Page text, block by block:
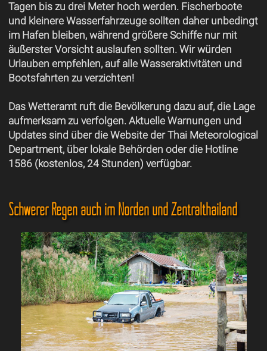
Tagen bis zu drei Meter hoch werden. Fischerboote
und kleinere Wasserfahrzeuge sollten daher unbedingt
im Hafen bleiben, während größere Schiffe nur mit
äußerster Vorsicht auslaufen sollten. Wir würden
Urlauben empfehlen, auf alle Wasseraktivitäten und
Bootsfahrten zu verzichten!
Das Wetteramt ruft die Bevölkerung dazu auf, die Lage
aufmerksam zu verfolgen. Aktuelle Warnungen und
Updates sind über die Website der Thai Meteorological
Department, über lokale Behörden oder die Hotline
1586 (kostenlos, 24 Stunden) verfügbar.
Schwerer Regen auch im Norden und Zentralthailand